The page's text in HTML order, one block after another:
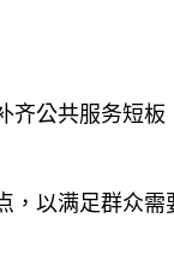
齐公共服务短
，以满足群众